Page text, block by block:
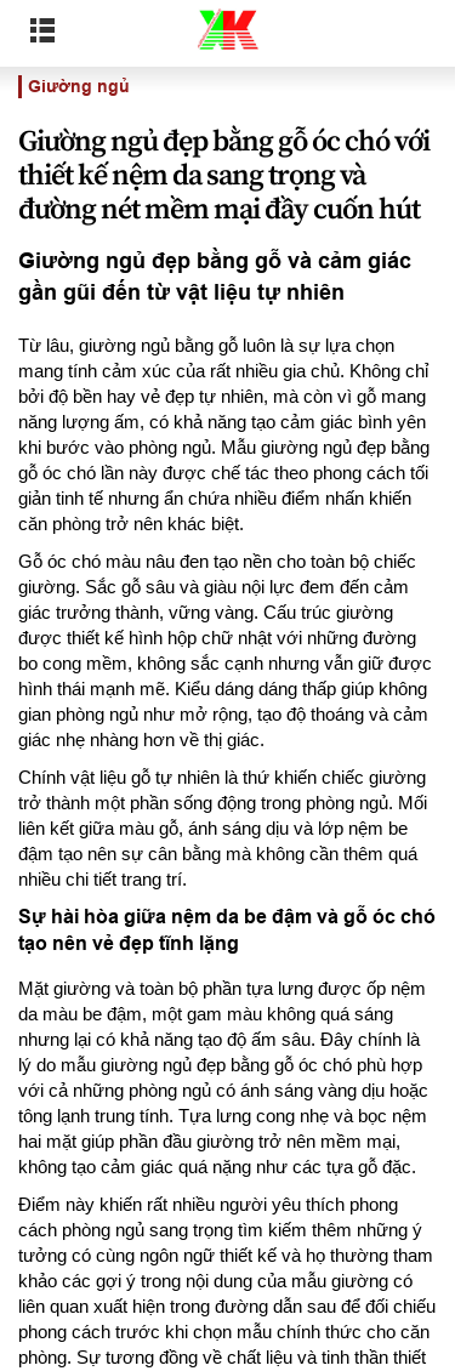
Giường ngủ
Giường ngủ đẹp bằng gỗ óc chó với
thiết kế nệm da sang trọng và
đường nét mềm mại đầy cuốn hút
Giường ngủ đẹp bằng gỗ và cảm giác
gần gũi đến từ vật liệu tự nhiên
Từ lâu, giường ngủ bằng gỗ luôn là sự lựa chọn
mang tính cảm xúc của rất nhiều gia chủ. Không chỉ
bởi độ bền hay vẻ đẹp tự nhiên, mà còn vì gỗ mang
năng lượng ấm, có khả năng tạo cảm giác bình yên
khi bước vào phòng ngủ. Mẫu giường ngủ đẹp bằng
gỗ óc chó lần này được chế tác theo phong cách tối
giản tinh tế nhưng ẩn chứa nhiều điểm nhấn khiến
căn phòng trở nên khác biệt.
Gỗ óc chó màu nâu đen tạo nền cho toàn bộ chiếc
giường. Sắc gỗ sâu và giàu nội lực đem đến cảm
giác trưởng thành, vững vàng. Cấu trúc giường
được thiết kế hình hộp chữ nhật với những đường
bo cong mềm, không sắc cạnh nhưng vẫn giữ được
hình thái mạnh mẽ. Kiểu dáng dáng thấp giúp không
gian phòng ngủ như mở rộng, tạo độ thoáng và cảm
giác nhẹ nhàng hơn về thị giác.
Chính vật liệu gỗ tự nhiên là thứ khiến chiếc giường
trở thành một phần sống động trong phòng ngủ. Mối
liên kết giữa màu gỗ, ánh sáng dịu và lớp nệm be
đậm tạo nên sự cân bằng mà không cần thêm quá
nhiều chi tiết trang trí.
Sự hài hòa giữa nệm da be đậm và gỗ óc chó
tạo nên vẻ đẹp tĩnh lặng
Mặt giường và toàn bộ phần tựa lưng được ốp nệm
da màu be đậm, một gam màu không quá sáng
nhưng lại có khả năng tạo độ ấm sâu. Đây chính là
lý do mẫu giường ngủ đẹp bằng gỗ óc chó phù hợp
với cả những phòng ngủ có ánh sáng vàng dịu hoặc
tông lạnh trung tính. Tựa lưng cong nhẹ và bọc nệm
hai mặt giúp phần đầu giường trở nên mềm mại,
không tạo cảm giác quá nặng như các tựa gỗ đặc.
Điểm này khiến rất nhiều người yêu thích phong
cách phòng ngủ sang trọng tìm kiếm thêm những ý
tưởng có cùng ngôn ngữ thiết kế và họ thường tham
khảo các gợi ý trong nội dung của mẫu giường có
liên quan xuất hiện trong đường dẫn sau để đối chiếu
phong cách trước khi chọn mẫu chính thức cho căn
phòng. Sự tương đồng về chất liệu và tinh thần thiết